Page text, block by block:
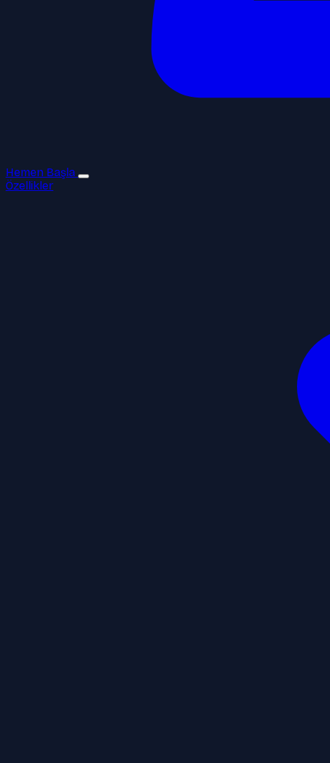
Hemen Başla
Özellikler